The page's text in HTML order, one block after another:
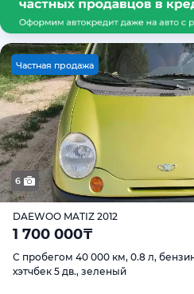
Частная продажа
6
DAEWOO MATIZ 2012
1 700 000₸
С пробегом 40 000 км, 0.8 л,
хэтчбек 5 дв., зеленый